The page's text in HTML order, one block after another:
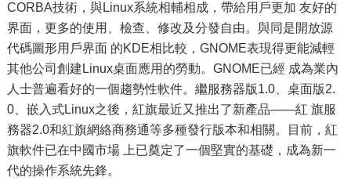
CORBA技術，與Linux系統相輔相成，帶給用戶更加 友好的
界面，更多的使用、檢查、修改及分發自由。與同是開放源
代碼圖形用戶界面 的KDE相比較，GNOME表現得更能減輕
其他公司創建Linux桌面應用的勞動。GNOME已經 成為業內
人士普遍看好的一個趨勢性軟件。繼服務器版1.0、桌面版2.
0、嵌入式Linux之後，紅旗最近又推出了新產品——紅 旗服
務器2.0和紅旗網絡商務通等多種發行版本和相關。目前，紅
旗軟件已在中國市場 上已奠定了一個堅實的基礎，成為新一
代的操作系統先鋒。